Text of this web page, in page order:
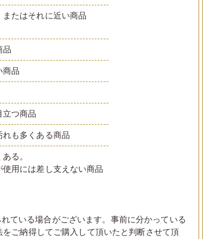
たはそれに近い商品
品
商品
立つ商品
も多くある商品
る。
用には差し支えない商品
ている場合がございます。事前に分かっている
ご納得してご購入して頂いたと判断させて頂